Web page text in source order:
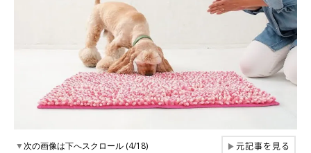
▼次の画像は下へスクロール (4/18) ▶元記事を見る